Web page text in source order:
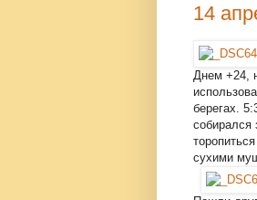
14
Днем +24,
берегах.
собирался
сухими